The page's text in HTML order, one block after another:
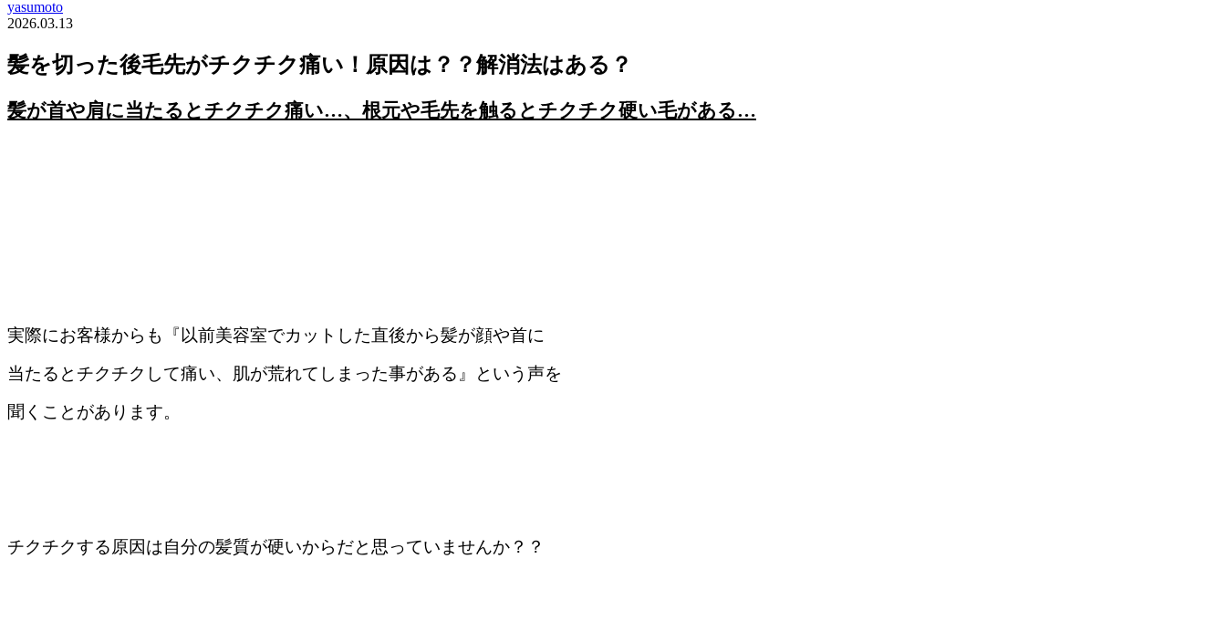
yasumoto
2026.03.13
髪を切った後毛先がチクチク痛い！原因は？？解消法はある？
髪が首や肩に当たるとチクチク痛い…、根元や毛先を触るとチクチク硬い毛がある…
実際にお客様からも『以前美容室でカットした直後から髪が顔や首に
当たるとチクチクして痛い、肌が荒れてしまった事がある』という声を
聞くことがあります。
チクチクする原因は自分の髪質が硬いからだと思っていませんか？？